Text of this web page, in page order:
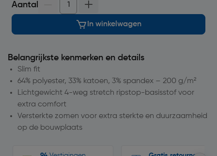
Aantal
In winkelwagen
Belangrijkste kenmerken en details
Slim fit
64% polyester, 33% katoen, 3% spandex – 200 g/m²
Lichtgewicht 4-weg stretch ripstop-basisstof voor
extra comfort
Versterkte zomen voor extra sterkte en duurzaamheid
op de bouwplaats